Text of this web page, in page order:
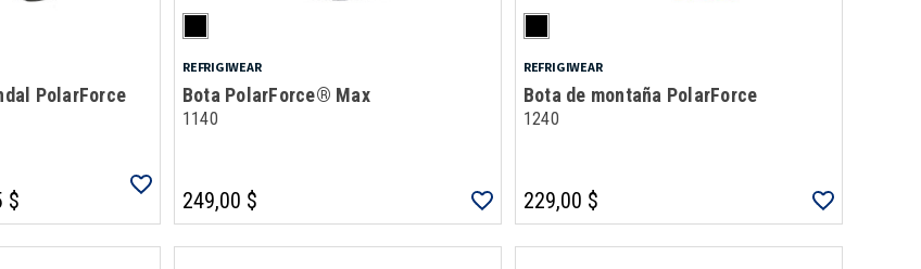
PolarForce
$
REFRIGIWEAR
Bota PolarForce® Max
1140
249,00 $
REFRIGIWEAR
Bota de montaña PolarForce
1240
229,00 $